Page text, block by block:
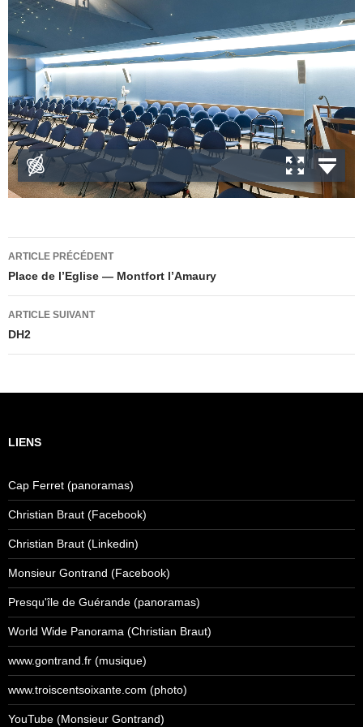
Navigation
des
articles
ARTICLE PRÉCÉDENT
Place de l’Eglise — Montfort l’Amaury
ARTICLE SUIVANT
DH2
LIENS
Cap Ferret (panoramas)
Christian Braut (Facebook)
Christian Braut (Linkedin)
Monsieur Gontrand (Facebook)
Presqu'île de Guérande (panoramas)
World Wide Panorama (Christian Braut)
www.gontrand.fr (musique)
www.troiscentsoixante.com (photo)
YouTube (Monsieur Gontrand)